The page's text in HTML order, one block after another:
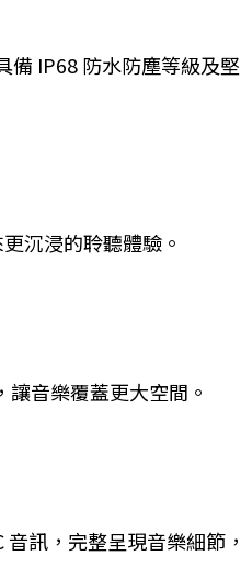
IP68 防水防塵等級及
沉浸的聆聽體驗。
音樂覆蓋更大空間。
訊，完整呈現音樂細節